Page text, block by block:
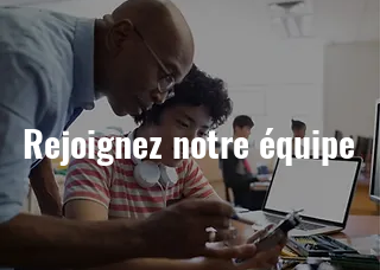
Rejoignez notre équipe